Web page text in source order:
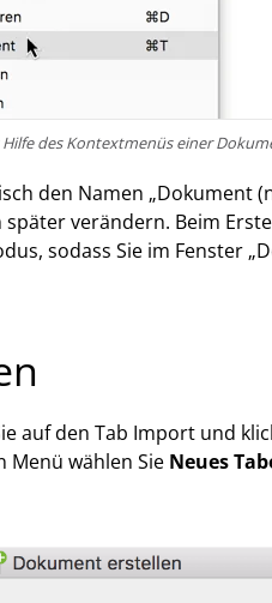
des Kontextmenüs einer
den Namen „Dokument
verändern. Beim
sodass Sie im Fenster
auf den Tab Import und
Menü wählen Sie Neues